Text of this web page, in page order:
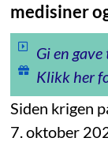
medisiner
Gi en
Klikk her
Siden krigen
7. oktober